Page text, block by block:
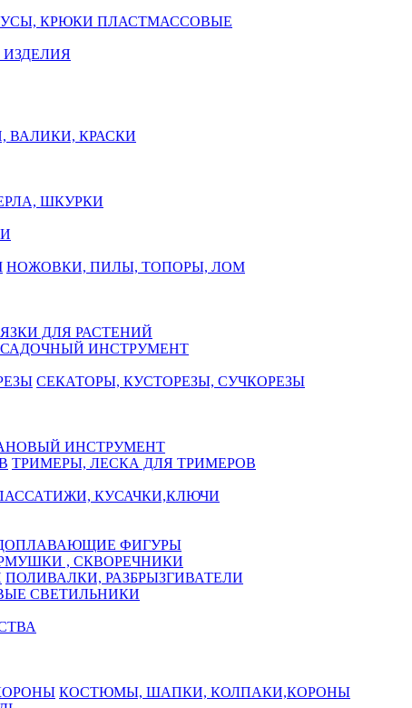
УСЫ, КРЮКИ ПЛАСТМАССОВЫЕ
ВАЛИКИ, КРАСКИ
ШКУРКИ
НОЖОВКИ, ПИЛЫ, ТОПОРЫ, ЛОМ
ДЛЯ РАСТЕНИЙ
ИНСТРУМЕНТ
СЕКАТОРЫ, КУСТОРЕЗЫ, СУЧКОРЕЗЫ
ИНСТРУМЕНТ
ТРИМЕРЫ, ЛЕСКА ДЛЯ ТРИМЕРОВ
КУСАЧКИ,КЛЮЧИ
ФИГУРЫ
, СКВОРЕЧНИКИ
ПОЛИВАЛКИ, РАЗБРЫЗГИВАТЕЛИ
СВЕТИЛЬНИКИ
КОСТЮМЫ, ШАПКИ, КОЛПАКИ,КОРОНЫ